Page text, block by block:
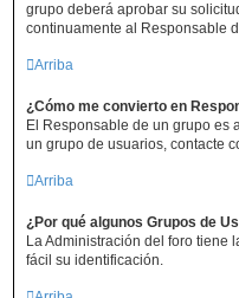
grupo deberá aprobar su
continuamente al Responsable
Arriba
¿Cómo me convierto en
El Responsable de un grupo es
un grupo de usuarios, contacte
Arriba
¿Por qué algunos Grupos de
La Administración del foro tiene
fácil su identificación.